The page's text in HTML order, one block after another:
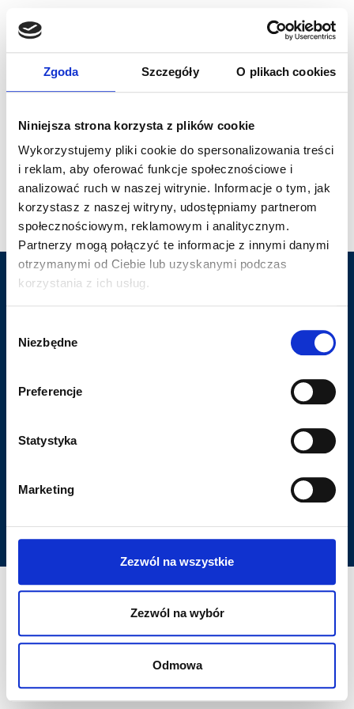
Zgoda Szczegóły O plikach cookies
Niniejsza strona korzysta z plików cookie
Wykorzystujemy pliki cookie do spersonalizowania treści
i reklam, aby oferować funkcje społecznościowe i
analizować ruch w naszej witrynie. Informacje o tym, jak
korzystasz z naszej witryny, udostępniamy partnerom
społecznościowym, reklamowym i analitycznym.
Partnerzy mogą połączyć te informacje z innymi danymi
otrzymanymi od Ciebie lub uzyskanymi podczas
korzystania z ich usług.
zgody
Niezbędne
Preferencje
Statystyka
Marketing
Zezwól na wszystkie
Zezwól na wybór
Odmowa
Main Navigation
Witaj, świecie!
Witamy w WordPressie. To jest
twój pierwszy post. Edytuj go lub
usuń, a następnie zacznij pisać!
Quickstand. All rights reserved